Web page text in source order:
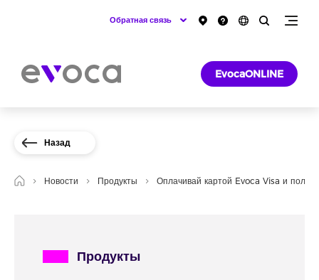
Обратная связь
EvocaONLINE
Назад
Новости Продукты Оплачивай картой Evoca Visa и
Продукты